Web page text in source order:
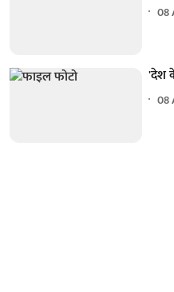
08
'देश
08